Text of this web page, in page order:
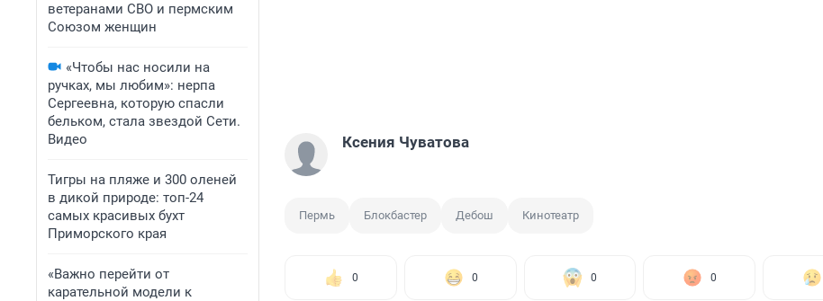
ветеранами СВО и пермским
Союзом женщин
«Чтобы нас носили на
ручках, мы любим»: нерпа
Сергеевна, которую спасли
бельком, стала звездой Сети.
Видео
Тигры на пляже и 300 оленей
в дикой природе: топ-24
самых красивых бухт
Приморского края
«Важно перейти от
карательной модели к
Ксения Чуватова
Пермь Блокбастер Дебош Кинотеатр
0 0 0 0